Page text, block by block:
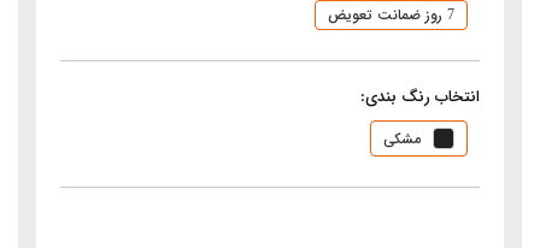
7 روز ضمانت تعویض
انتخاب رنگ بندی:
مشکی